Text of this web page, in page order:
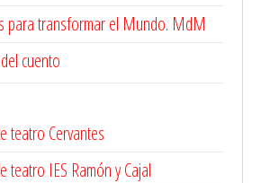
para transformar el Mundo. MdM
cuento
teatro Cervantes
teatro IES Ramón y Cajal